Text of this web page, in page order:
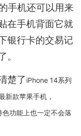
手机还可以用来
在手机背面它就
银行卡的交易记
楚了 iPhone 14系列
新款苹果手机，
功能上也一定不会落